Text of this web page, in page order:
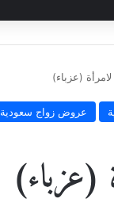
(عزباء)
عروض زواج سعودية
(عزباء)